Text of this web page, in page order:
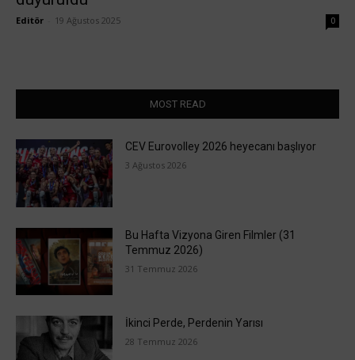
Editör 19 Ağustos 2025 0
MOST READ
CEV Eurovolley 2026 heyecanı başlıyor
3 Ağustos 2026
Bu Hafta Vizyona Giren Filmler (31
Temmuz 2026)
31 Temmuz 2026
İkinci Perde, Perdenin Yarısı
28 Temmuz 2026